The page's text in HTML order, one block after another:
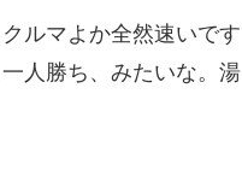
ルマよか全然速いです
人勝ち、みたいな。湯